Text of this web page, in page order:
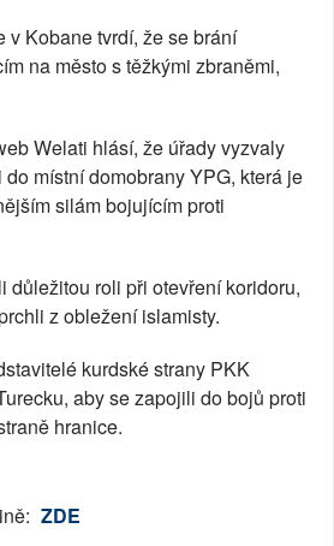
v Kobane tvrdí, že se brání
na město s těžkými zbraněmi,
Welati hlásí, že úřady vyzvaly
místní domobrany YPG, která je
silám bojujícím proti
důležitou roli při otevření koridoru,
z obležení islamisty.
kurdské strany PKK
aby se zapojili do bojů proti
hranice.
ZDE